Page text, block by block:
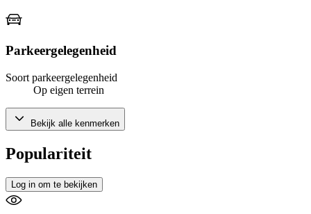
Parkeergelegenheid
Soort parkeergelegenheid
Op eigen terrein
Bekijk alle kenmerken
Populariteit
Log in om te bekijken